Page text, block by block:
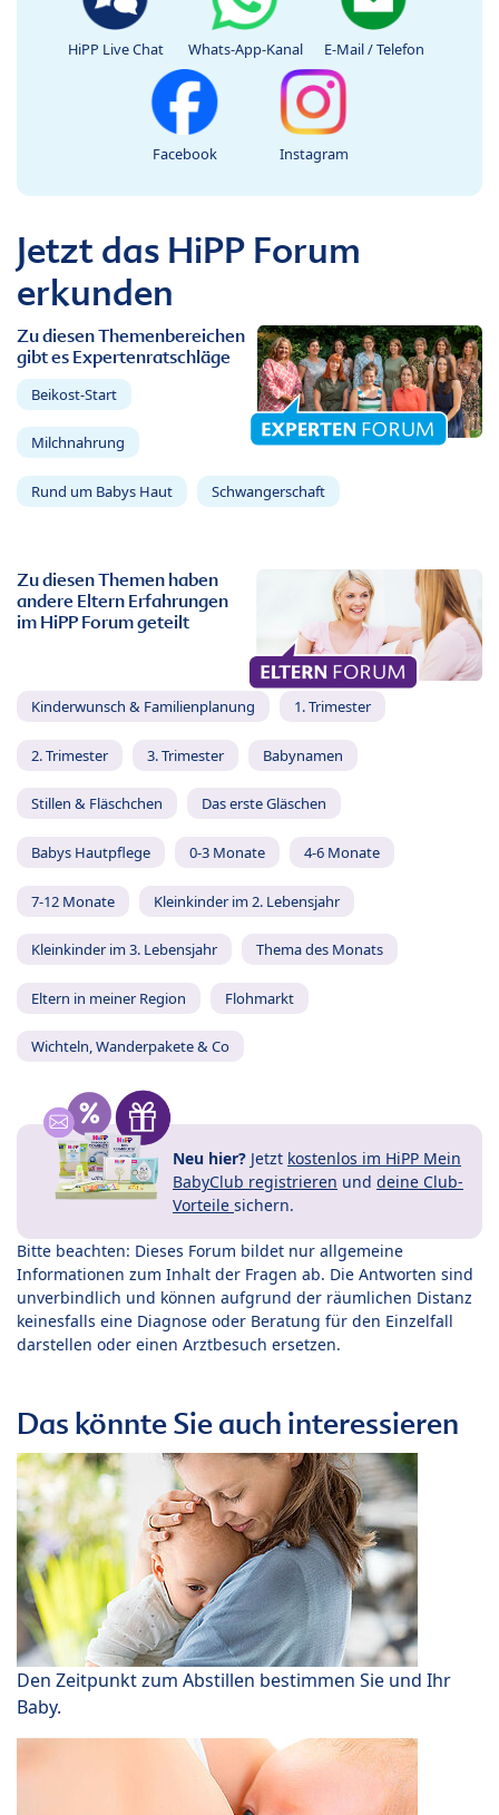
HiPP Live Chat Whats-App-Kanal E-Mail / Telefon
Facebook Instagram
Jetzt das HiPP Forum
erkunden
Zu diesen Themenbereichen
gibt es Expertenratschläge
Beikost-Start
Milchnahrung
Rund um Babys Haut Schwangerschaft
Zu diesen Themen haben
andere Eltern Erfahrungen
im HiPP Forum geteilt
Kinderwunsch & Familienplanung 1. Trimester
2. Trimester 3. Trimester Babynamen
Stillen & Fläschchen Das erste Gläschen
Babys Hautpflege 0-3 Monate 4-6 Monate
7-12 Monate Kleinkinder im 2. Lebensjahr
Kleinkinder im 3. Lebensjahr Thema des Monats
Eltern in meiner Region Flohmarkt
Wichteln, Wanderpakete & Co
Neu hier? Jetzt kostenlos im HiPP Mein
BabyClub registrieren und deine Club-
Vorteile sichern.
Bitte beachten: Dieses Forum bildet nur allgemeine
Informationen zum Inhalt der Fragen ab. Die Antworten sind
unverbindlich und können aufgrund der räumlichen Distanz
keinesfalls eine Diagnose oder Beratung für den Einzelfall
darstellen oder einen Arztbesuch ersetzen.
Das könnte Sie auch interessieren
Den Zeitpunkt zum Abstillen bestimmen Sie und Ihr
Baby.